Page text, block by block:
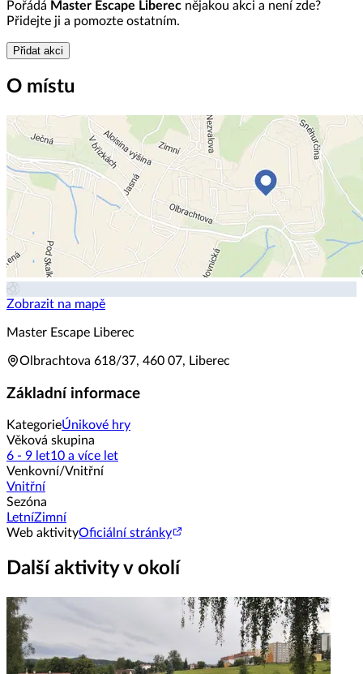
Pořádá Master Escape Liberec nějakou akci a není zde?
Přidejte ji a pomozte ostatním.
Přidat akci
O místu
Zobrazit na mapě
Master Escape Liberec
Olbrachtova 618/37, 460 07, Liberec
Základní informace
KategorieÚnikové hry
Věková skupina
6 - 9 let10 a více let
Venkovní/Vnitřní
Vnitřní
Sezóna
LetníZimní
Web aktivityOficiální stránky
Další aktivity v okolí